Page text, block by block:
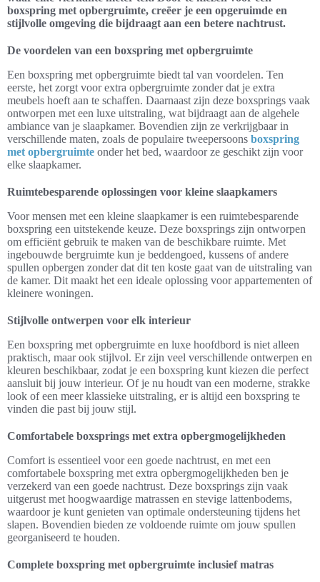
boxspring met opbergruimte, creëer je een opgeruimde en
stijlvolle omgeving die bijdraagt aan een betere nachtrust.
De voordelen van een boxspring met opbergruimte
Een boxspring met opbergruimte biedt tal van voordelen. Ten
eerste, het zorgt voor extra opbergruimte zonder dat je extra
meubels hoeft aan te schaffen. Daarnaast zijn deze boxsprings vaak
ontworpen met een luxe uitstraling, wat bijdraagt aan de algehele
ambiance van je slaapkamer. Bovendien zijn ze verkrijgbaar in
verschillende maten, zoals de populaire tweepersoons boxspring
met opbergruimte onder het bed, waardoor ze geschikt zijn voor
elke slaapkamer.
Ruimtebesparende oplossingen voor kleine slaapkamers
Voor mensen met een kleine slaapkamer is een ruimtebesparende
boxspring een uitstekende keuze. Deze boxsprings zijn ontworpen
om efficiënt gebruik te maken van de beschikbare ruimte. Met
ingebouwde bergruimte kun je beddengoed, kussens of andere
spullen opbergen zonder dat dit ten koste gaat van de uitstraling van
de kamer. Dit maakt het een ideale oplossing voor appartementen of
kleinere woningen.
Stijlvolle ontwerpen voor elk interieur
Een boxspring met opbergruimte en luxe hoofdbord is niet alleen
praktisch, maar ook stijlvol. Er zijn veel verschillende ontwerpen en
kleuren beschikbaar, zodat je een boxspring kunt kiezen die perfect
aansluit bij jouw interieur. Of je nu houdt van een moderne, strakke
look of een meer klassieke uitstraling, er is altijd een boxspring te
vinden die past bij jouw stijl.
Comfortabele boxsprings met extra opbergmogelijkheden
Comfort is essentieel voor een goede nachtrust, en met een
comfortabele boxspring met extra opbergmogelijkheden ben je
verzekerd van een goede nachtrust. Deze boxsprings zijn vaak
uitgerust met hoogwaardige matrassen en stevige lattenbodems,
waardoor je kunt genieten van optimale ondersteuning tijdens het
slapen. Bovendien bieden ze voldoende ruimte om jouw spullen
georganiseerd te houden.
Complete boxspring met opbergruimte inclusief matras